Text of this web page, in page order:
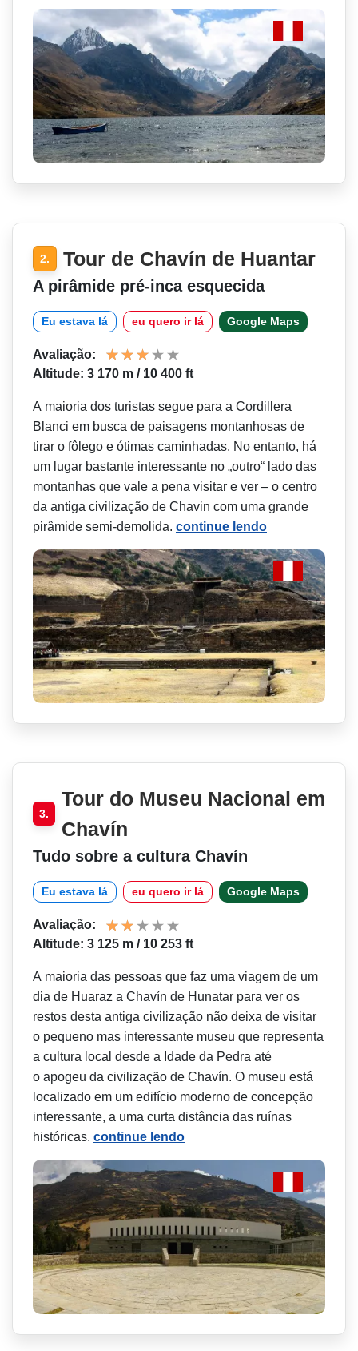
2. Tour de Chavín de Huantar
A pirâmide pré-inca esquecida
Eu estava lá eu quero ir lá Google Maps
Avaliação:
Altitude: 3 170 m / 10 400 ft
A maioria dos turistas segue para a Cordillera
Blanci em busca de paisagens montanhosas de
tirar o fôlego e ótimas caminhadas. No entanto, há
um lugar bastante interessante no „outro“ lado das
montanhas que vale a pena visitar e ver – o centro
da antiga civilização de Chavin com uma grande
pirâmide semi-demolida. continue lendo
3.
Tour do Museu Nacional em
Chavín
Tudo sobre a cultura Chavín
Eu estava lá eu quero ir lá Google Maps
Avaliação:
Altitude: 3 125 m / 10 253 ft
A maioria das pessoas que faz uma viagem de um
dia de Huaraz a Chavín de Hunatar para ver os
restos desta antiga civilização não deixa de visitar
o pequeno mas interessante museu que representa
a cultura local desde a Idade da Pedra até
o apogeu da civilização de Chavín. O museu está
localizado em um edifício moderno de concepção
interessante, a uma curta distância das ruínas
históricas. continue lendo